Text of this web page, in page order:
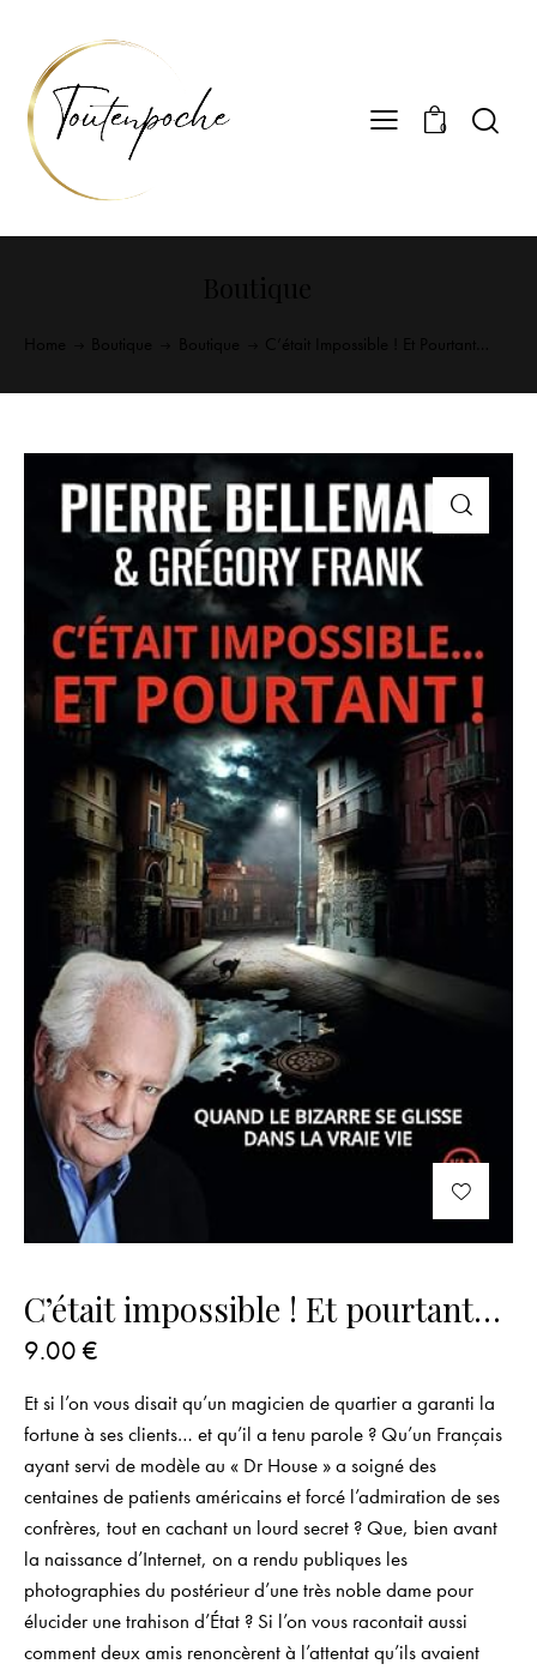
0
C’était impossible ! Et pourtant…
9.00 €
Et si l’on vous disait qu’un magicien de quartier a garanti la
fortune à ses clients… et qu’il a tenu parole ? Qu’un Français
ayant servi de modèle au « Dr House » a soigné des
centaines de patients américains et forcé l’admiration de ses
confrères, tout en cachant un lourd secret ? Que, bien avant
la naissance d’Internet, on a rendu publiques les
photographies du postérieur d’une très noble dame pour
élucider une trahison d’État ? Si l’on vous racontait aussi
comment deux amis renoncèrent à l’attentat qu’ils avaient